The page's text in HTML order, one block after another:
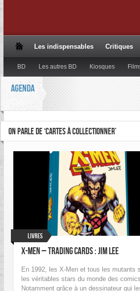
Les indispensables Critiques
BD Les autres BD Kiosques
AGENDA
ON PARLE DE ‘CARTES À COLLECTIONNER’
Livres
X-Men – Trading Cards : Jim Lee
En 1992, les X-Men et tous les mutants
les véritables stars du monde des comics.
Notamment grâce à un dessinateur qui